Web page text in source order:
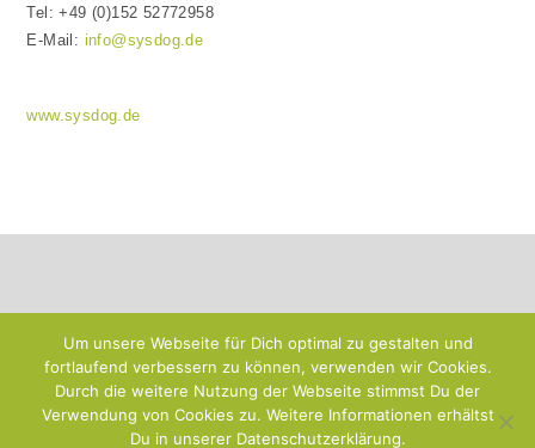
Tel: +49 (0)152 52772958
E-Mail: info@sysdog.de
www.sysdog.de
Impressum Datenschutzerklärung & AGB
Um unsere Webseite für Dich optimal zu gestalten und
fortlaufend verbessern zu können, verwenden wir Cookies.
Durch die weitere Nutzung der Webseite stimmst Du der
Verwendung von Cookies zu. Weitere Informationen erhältst
Du in unserer Datenschutzerklärung.